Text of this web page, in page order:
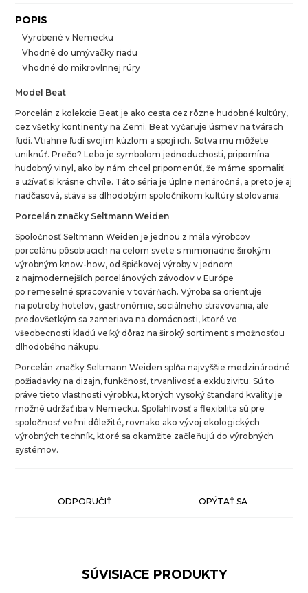
POPIS
Vyrobené v Nemecku
Vhodné do umývačky riadu
Vhodné do mikrovlnnej rúry
Model Beat
Porcelán z kolekcie Beat je ako cesta cez rôzne hudobné kultúry,
cez všetky kontinenty na Zemi. Beat vyčaruje úsmev na tvárach
ľudí. Vtiahne ľudí svojím kúzlom a spojí ich. Sotva mu môžete
uniknúť. Prečo? Lebo je symbolom jednoduchosti, pripomína
hudobný vinyl, ako by nám chcel pripomenúť, že máme spomaliť
a užívať si krásne chvíle. Táto séria je úplne nenáročná, a preto je aj
nadčasová, stáva sa dlhodobým spoločníkom kultúry stolovania.
Porcelán značky Seltmann Weiden
Spoločnosť Seltmann Weiden je jednou z mála výrobcov
porcelánu pôsobiacich na celom svete s mimoriadne širokým
výrobným know-how, od špičkovej výroby v jednom
z najmodernejších porcelánových závodov v Európe
po remeselné spracovanie v továrňach. Výroba sa orientuje
na potreby hotelov, gastronómie, sociálneho stravovania, ale
predovšetkým sa zameriava na domácnosti, ktoré vo
všeobecnosti kladú veľký dôraz na široký sortiment s možnosťou
dlhodobého nákupu.
Porcelán značky Seltmann Weiden spĺňa najvyššie medzinárodné
požiadavky na dizajn, funkčnosť, trvanlivosť a exkluzivitu. Sú to
práve tieto vlastnosti výrobku, ktorých vysoký štandard kvality je
možné udržať iba v Nemecku. Spoľahlivosť a flexibilita sú pre
spoločnosť veľmi dôležité, rovnako ako vývoj ekologických
výrobných techník, ktoré sa okamžite začleňujú do výrobných
systémov.
ODPORUČIŤ OPÝTAŤ SA
SÚVISIACE PRODUKTY